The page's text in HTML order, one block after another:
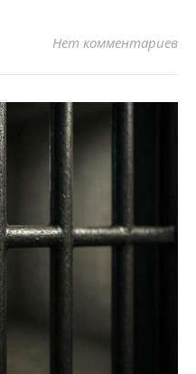
Нет комментариев